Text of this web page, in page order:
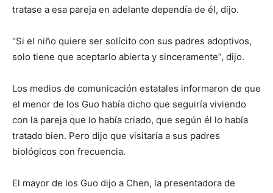
tratase a esa pareja en adelante dependía de él, dijo.
“Si el niño quiere ser solícito con sus padres adoptivos,
solo tiene que aceptarlo abierta y sinceramente”, dijo.
Los medios de comunicación estatales informaron de que
el menor de los Guo había dicho que seguiría viviendo
con la pareja que lo había criado, que según él lo había
tratado bien. Pero dijo que visitaría a sus padres
biológicos con frecuencia.
El mayor de los Guo dijo a Chen, la presentadora de